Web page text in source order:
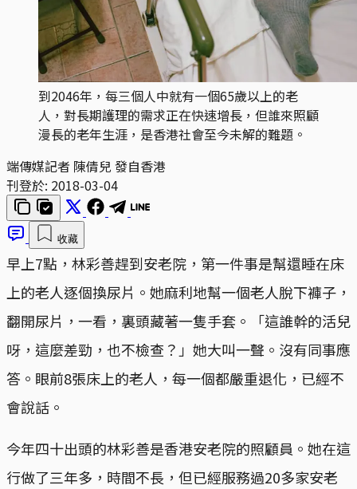
到2046年，每三個人中就有一個65歲以上的老
人，對長期護理的需求正在快速增長，但誰來照顧
漫長的老年生涯，是香港社會至今未解的難題。
端傳媒記者 陳倩兒 發自香港
刊登於: 2018-03-04
收藏
早上7點，林彩善趕到安老院，第一件事是幫還睡在床
上的老人逐個換尿片。她麻利地幫一個老人脫下褲子，
翻開尿片，一看，裏頭藏著一隻手套。「這誰幹的活兒
呀，這麼差勁，也不檢查？」她大叫一聲。沒有同事應
答。眼前8張床上的老人，每一個都嚴重退化，已經不
會說話。
今年四十出頭的林彩善是香港安老院的照顧員。她在這
行做了三年多，時間不長，但已經服務過20多家安老